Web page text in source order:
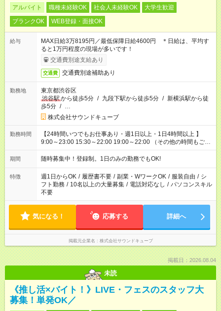
アルバイト 職種未経験OK 社会人未経験OK
大学生歓迎
ブランクOK
WEB登録・面接OK
給与
MAX日給3万8195円／最低保障日給4600円 ＊日給は、平均す
ると1万円程度の現場が多いです！
交通費別途支給あり
交通費 交通費別途補助あり
勤務地
東京都渋谷区
渋谷駅から徒歩5分 / 九段下駅から徒歩5分 / 新横浜駅から徒
歩5分 / …
株式会社サウンドキューブ
勤務時間
【24時間いつでもお仕事あり・週1日以上・1日4時間以上 】
9:00～23:00 15:30～22:00 19:00～22:00 （その他の時間もござ
います！） 19:00～23:30 21:00～翌5:00 etc... ＊上記シフトは
一例です。現場により、時間が異なります！ ＊イベントが早く
期間 随時募集中！登録制。1日のみの勤務でもOK!
特徴 週1日からOK / 履歴書不要 / 副業・WワークOK / 服装自由 / シ
フト勤務 / 10名以上の大量募集 / 電話対応なし / パソコンスキル
不要
気になる！ 応募する 詳細へ
掲載元企業名 株式会社サウンドキューブ
掲載日：2026.08.04
未読
《推し活×バイト！》LIVE・フェスのスタッフ大
募集！単発OK／